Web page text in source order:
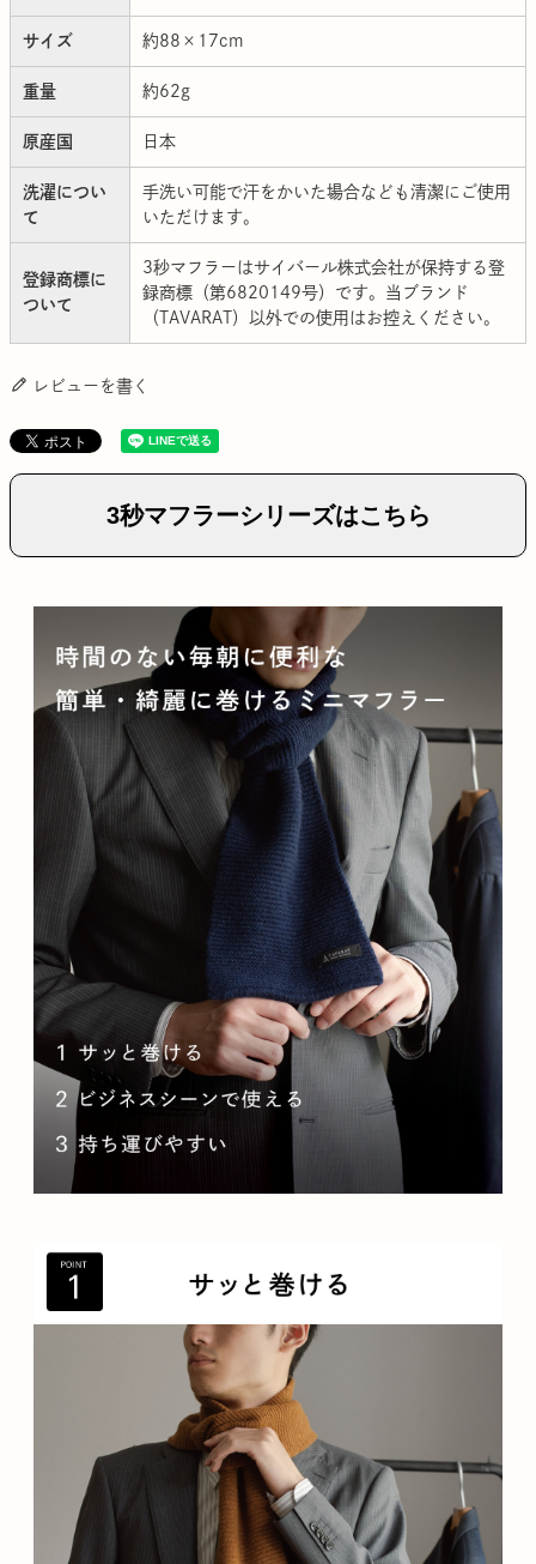
サイズ 約88×17cm
重量 約62g
原産国 日本
洗濯につい
て
手洗い可能で汗をかいた場合なども清潔にご使用
いただけます。
登録商標に
ついて
3秒マフラーはサイバール株式会社が保持する登
録商標（第6820149号）です。当ブランド
（TAVARAT）以外での使用はお控えください。
レビューを書く
3秒マフラーシリーズはこちら